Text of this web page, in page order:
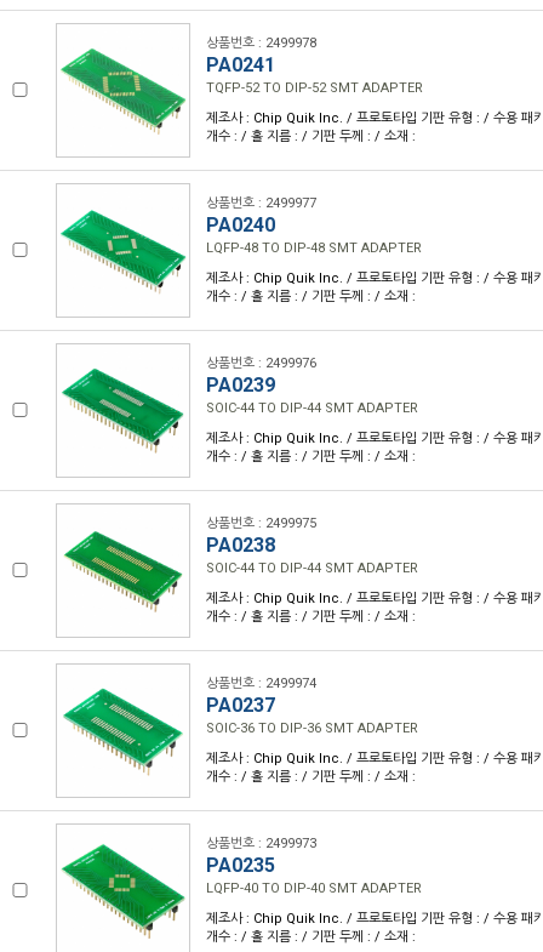
상품번호 : 2499978
PA0241
TQFP-52 TO DIP-52 SMT ADAPTER
제조사 : Chip Quik Inc. / 프로토타입 기판 유형 : / 수용 패
개수 : / 홀 지름 : / 기판 두께 : / 소재 :
상품번호 : 2499977
PA0240
LQFP-48 TO DIP-48 SMT ADAPTER
제조사 : Chip Quik Inc. / 프로토타입 기판 유형 : / 수용 패
개수 : / 홀 지름 : / 기판 두께 : / 소재 :
상품번호 : 2499976
PA0239
SOIC-44 TO DIP-44 SMT ADAPTER
제조사 : Chip Quik Inc. / 프로토타입 기판 유형 : / 수용 패
개수 : / 홀 지름 : / 기판 두께 : / 소재 :
상품번호 : 2499975
PA0238
SOIC-44 TO DIP-44 SMT ADAPTER
제조사 : Chip Quik Inc. / 프로토타입 기판 유형 : / 수용 패
개수 : / 홀 지름 : / 기판 두께 : / 소재 :
상품번호 : 2499974
PA0237
SOIC-36 TO DIP-36 SMT ADAPTER
제조사 : Chip Quik Inc. / 프로토타입 기판 유형 : / 수용 패
개수 : / 홀 지름 : / 기판 두께 : / 소재 :
상품번호 : 2499973
PA0235
LQFP-40 TO DIP-40 SMT ADAPTER
제조사 : Chip Quik Inc. / 프로토타입 기판 유형 : / 수용 패
개수 : / 홀 지름 : / 기판 두께 : / 소재 :